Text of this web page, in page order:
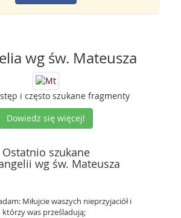
wg św. Mateusza
i często szukane fragmenty
Dowiedz się więcej!
Ostatnio szukane
wg św. Mateusza
Miłujcie waszych nieprzyjaciół i
którzy was prześladują;